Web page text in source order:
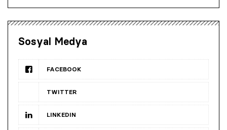
Sosyal Medya
FACEBOOK
TWITTER
LINKEDIN